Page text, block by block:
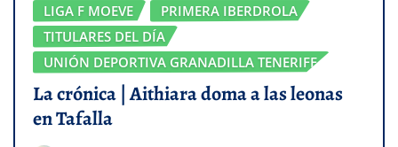
LIGA F MOEVE
PRIMERA IBERDROLA
TITULARES DEL DÍA
UNIÓN DEPORTIVA GRANADILLA TENERIFE
La crónica | Aithiara doma a las leonas
en Tafalla